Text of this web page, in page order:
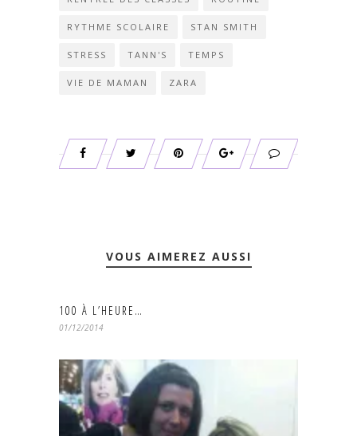
RYTHME SCOLAIRE STAN SMITH
STRESS TANN'S TEMPS
VIE DE MAMAN ZARA
VOUS AIMEREZ AUSSI
100 À L’HEURE…
01/12/2014